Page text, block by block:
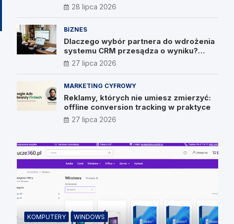
28 lipca 2026
BIZNES
Dlaczego wybór partnera do wdrożenia
systemu CRM przesądza o wyniku?
Wywiad z Pawłem Prymakowskim, CEO
IT Vision
27 lipca 2026
MARKETING CYFROWY
Reklamy, których nie umiesz zmierzyć:
offline conversion tracking w praktyce
27 lipca 2026
KOMPUTERY WINDOWS